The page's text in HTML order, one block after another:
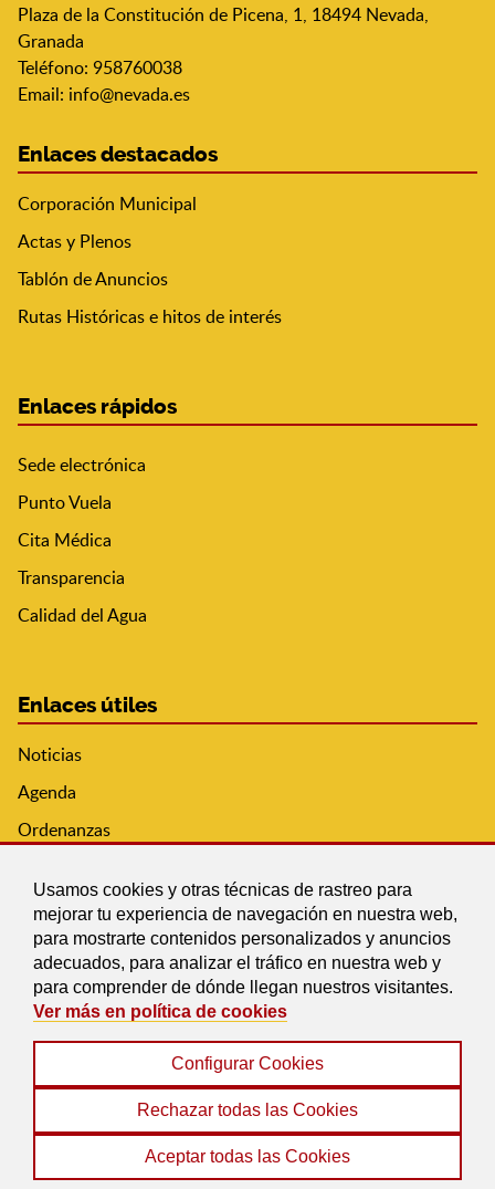
Usamos cookies y otras técnicas de rastreo para
mejorar tu experiencia de navegación en nuestra web,
para mostrarte contenidos personalizados y anuncios
adecuados, para analizar el tráfico en nuestra web y
para comprender de dónde llegan nuestros visitantes.
Ver más en política de cookies
Configurar Cookies
Rechazar todas las Cookies
Aceptar todas las Cookies
Plaza de la Constitución de Picena, 1, 18494 Nevada,
Granada
Teléfono: 958760038
Email: info@nevada.es
Enlaces destacados
Corporación Municipal
Actas y Plenos
Tablón de Anuncios
Rutas Históricas e hitos de interés
Enlaces rápidos
Sede electrónica
Punto Vuela
Cita Médica
Transparencia
Calidad del Agua
Enlaces útiles
Noticias
Agenda
Ordenanzas
© 2022 Ayuntamiento de Picena
Política de Cookies | Accesibilidad
Protección de Datos | Mapa Web